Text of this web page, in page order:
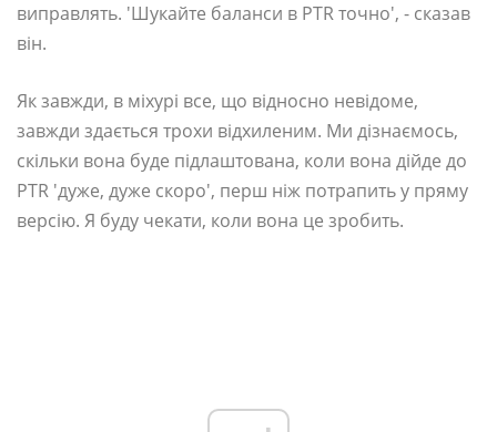
виправлять. 'Шукайте баланси в PTR точно', - сказав
він.
Як завжди, в міхурі все, що відносно невідоме,
завжди здається трохи відхиленим. Ми дізнаємось,
скільки вона буде підлаштована, коли вона дійде до
PTR 'дуже, дуже скоро', перш ніж потрапить у пряму
версію. Я буду чекати, коли вона це зробить.